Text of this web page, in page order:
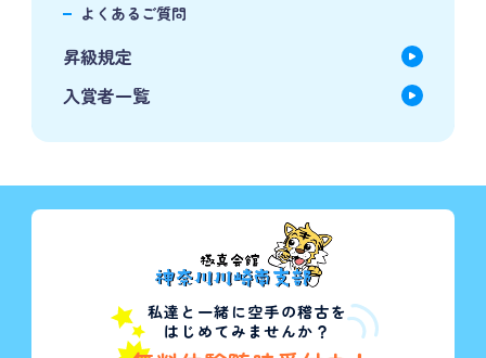
よくあるご質問
昇級規定
入賞者一覧
私達と一緒に空手の稽古を
はじめてみませんか？